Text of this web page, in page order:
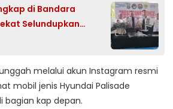
di Bandara
Selundupkan
melalui akun Instagram resmi
mobil jenis Hyundai Palisade
bagian kap depan.